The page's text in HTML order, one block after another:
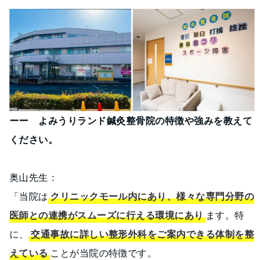
ーー よみうりランド鍼灸整骨院の特徴や強みを教えて
ください。
奥山先生：
「当院は クリニックモール内にあり、様々な専門分野の
医師との連携がスムーズに行える環境にあります。特
に、
交通事故に詳しい整形外科をご案内できる体制を整
えている ことが当院の特徴です。